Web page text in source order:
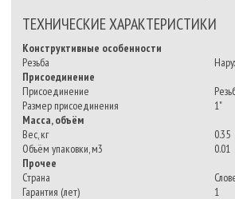
ТЕХНИЧЕСКИЕ ХАРАКТЕРИСТИКИ
Конструктивные особенности
Резьба
Присоединение
Присоединение
Размер присоединения
1"
Масса, объём
Вес, кг
0.35
Объём упаковки, м3
0.01
Прочее
Страна
Гарантия (лет)
1